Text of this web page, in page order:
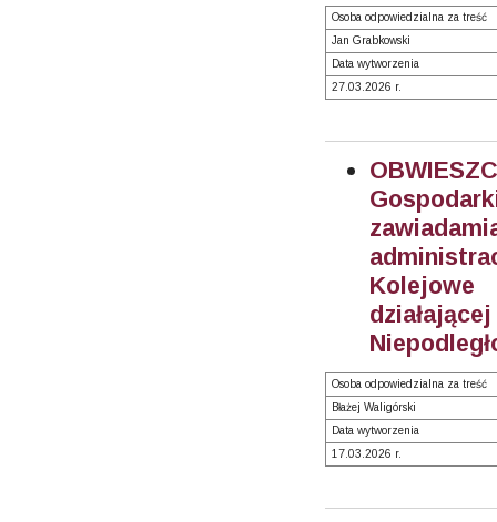
Osoba odpowiedzialna za treść
Jan Grabkowski
Data wytworzenia
27.03.2026 r.
Kolejowe
Osoba odpowiedzialna za treść
Błażej Waligórski
Data wytworzenia
17.03.2026 r.